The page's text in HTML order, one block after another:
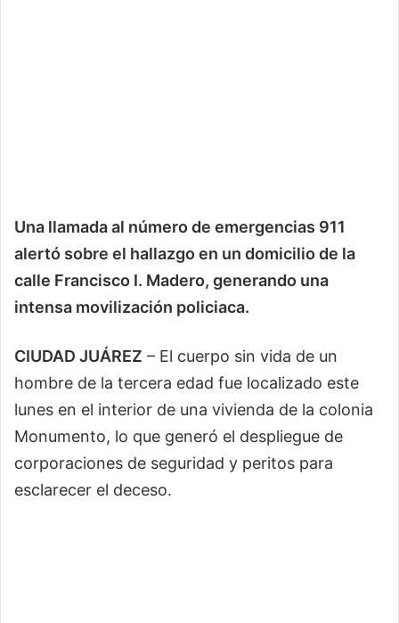
Una llamada al número de emergencias 911
alertó sobre el hallazgo en un domicilio de la
calle Francisco I. Madero, generando una
intensa movilización policiaca.
CIUDAD JUÁREZ – El cuerpo sin vida de un
hombre de la tercera edad fue localizado este
lunes en el interior de una vivienda de la colonia
Monumento, lo que generó el despliegue de
corporaciones de seguridad y peritos para
esclarecer el deceso.